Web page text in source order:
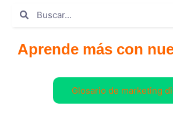
Aprende más con
Glosario de marketing